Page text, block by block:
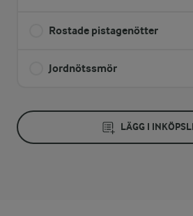
Rostade pistagenötter
Jordnötssmör
LÄGG I